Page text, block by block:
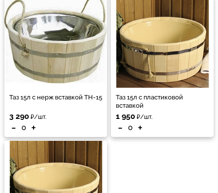
Таз 15л с нерж вставкой ТН-15
3 290 ₽/шт.
- +
Таз 15л с пластиковой
вставкой
1 950 ₽/шт.
- +